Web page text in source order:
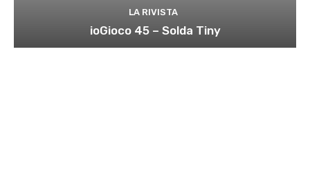
LA RIVISTA
ioGioco 45 – Solda Tiny